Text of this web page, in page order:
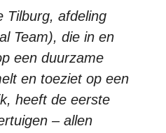
Tilburg, afdeling
Team), die in en
een duurzame
en toeziet op een
heeft de eerste
– allen